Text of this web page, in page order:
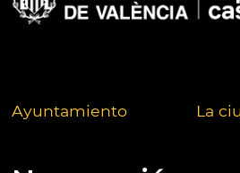
Ayuntamiento La